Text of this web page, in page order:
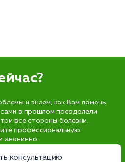
и знаем, как Вам помочь.
в прошлом преодолели
все стороны болезни.
профессиональную
анонимно.
консультацию